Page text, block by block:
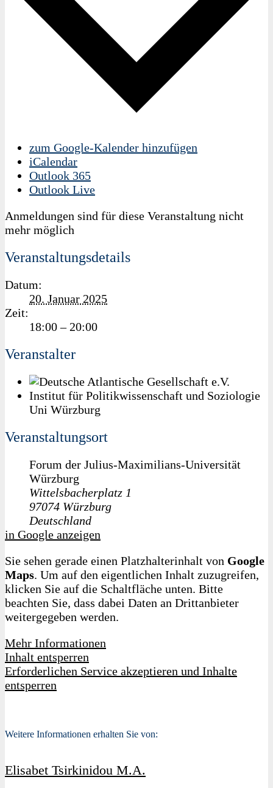
zum Google-Kalender hinzufügen
iCalendar
Outlook 365
Outlook Live
Anmeldungen sind für diese Veranstaltung nicht
mehr möglich
Veranstaltungsdetails
Datum:
20. Januar 2025
Zeit:
18:00 – 20:00
Veranstalter
Institut für Politikwissenschaft und Soziologie
Uni Würzburg
Veranstaltungsort
Forum der Julius-Maximilians-Universität
Würzburg
Wittelsbacherplatz 1
97074 Würzburg
Deutschland
in Google anzeigen
Sie sehen gerade einen Platzhalterinhalt von Google
Maps. Um auf den eigentlichen Inhalt zuzugreifen,
klicken Sie auf die Schaltfläche unten. Bitte
beachten Sie, dass dabei Daten an Drittanbieter
weitergegeben werden.
Mehr Informationen
Inhalt entsperren
Erforderlichen Service akzeptieren und Inhalte
entsperren
Weitere Informationen erhalten Sie von:
Elisabet Tsirkinidou M.A.